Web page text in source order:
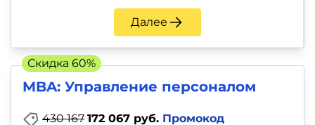
Далее
MBA: Управление персоналом
430 167 172 067 руб. Промокод
Скидка 60%